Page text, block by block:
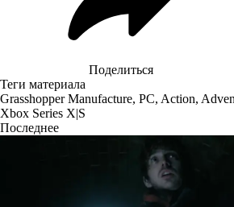
Поделиться
Теги материала
Grasshopper Manufacture, PC, Action,
Xbox Series X|S
Последнее